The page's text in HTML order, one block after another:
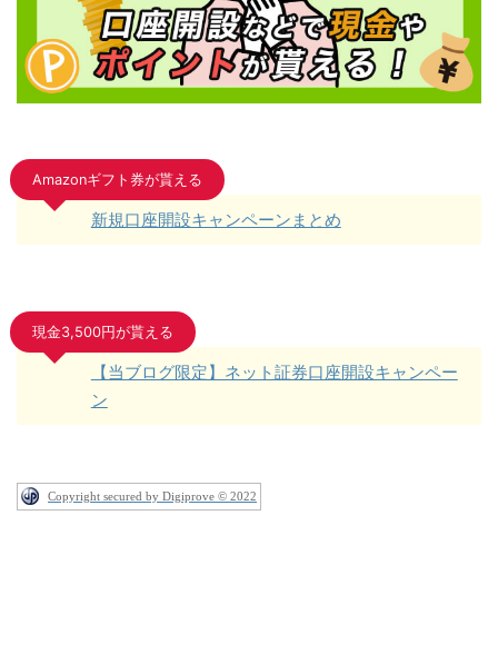
Amazonギフト券が貰える
新規口座開設キャンペーンまとめ
現金3,500円が貰える
【当ブログ限定】ネット証券口座開設キャンペー
ン
Copyright secured by Digiprove © 2022